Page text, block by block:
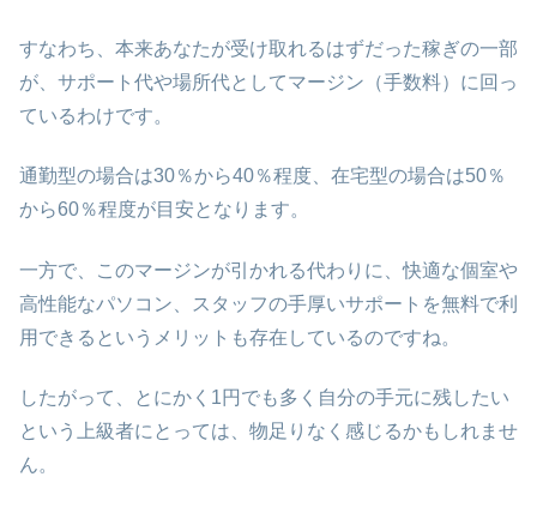
すなわち、本来あなたが受け取れるはずだった稼ぎの一部
が、サポート代や場所代としてマージン（手数料）に回っ
ているわけです。
通勤型の場合は30％から40％程度、在宅型の場合は50％
から60％程度が目安となります。
一方で、このマージンが引かれる代わりに、快適な個室や
高性能なパソコン、スタッフの手厚いサポートを無料で利
用できるというメリットも存在しているのですね。
したがって、とにかく1円でも多く自分の手元に残したい
という上級者にとっては、物足りなく感じるかもしれませ
ん。